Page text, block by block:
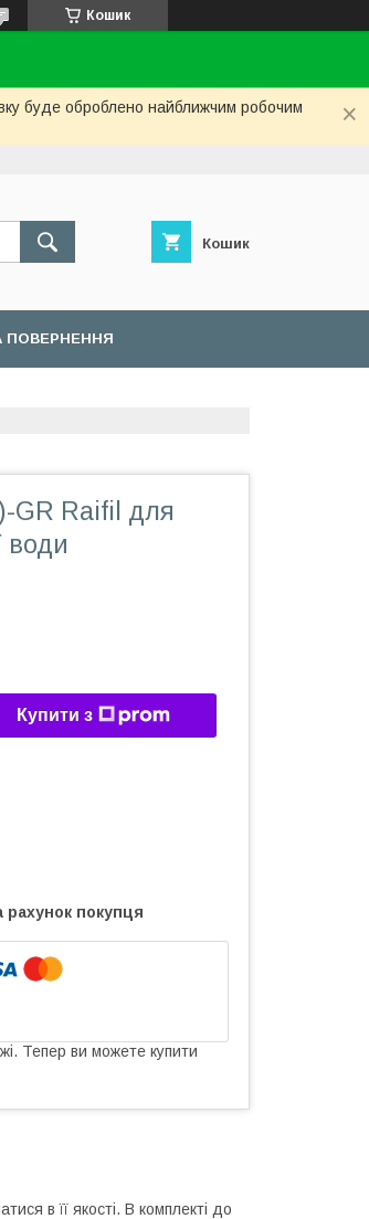
Кошик
буде оброблено найближчим робочим
Кошик
ПОВЕРНЕННЯ
GR Raifil для
води
Купити з
рахунок покупця
Тепер ви можете купити
в її якості. В комплекті до